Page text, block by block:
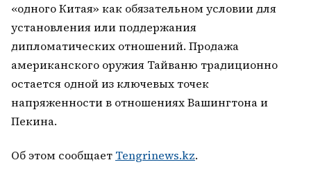
«одного Китая» как обязательном условии для
установления или поддержания
дипломатических отношений. Продажа
американского оружия Тайваню традиционно
остается одной из ключевых точек
напряженности в отношениях Вашингтона и
Пекина.
Об этом сообщает Tengrinews.kz.